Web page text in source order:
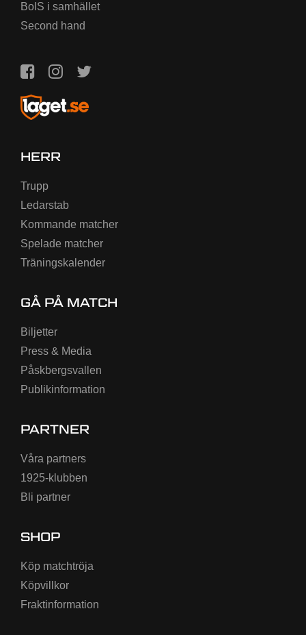
BoIS i samhället
Second hand
HERR
Trupp
Ledarstab
Kommande matcher
Spelade matcher
Träningskalender
GÅ PÅ MATCH
Biljetter
Press & Media
Påskbergsvallen
Publikinformation
PARTNER
Våra partners
1925-klubben
Bli partner
SHOP
Köp matchtröja
Köpvillkor
Fraktinformation